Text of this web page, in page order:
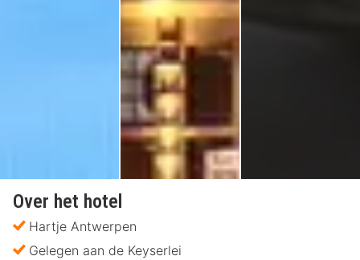
Over het hotel
Hartje Antwerpen
Gelegen aan de Keyserlei